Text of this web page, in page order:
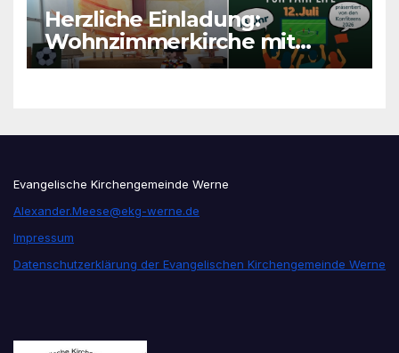
Herzliche Einladung:
Wohnzimmerkirche mit
unseren Konfis
Evangelische Kirchengemeinde Werne
Alexander.Meese@ekg-werne.de
Impressum
Datenschutzerklärung der Evangelischen Kirchengemeinde Werne